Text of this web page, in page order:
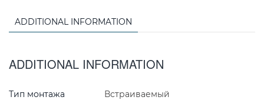
ADDITIONAL INFORMATION
ADDITIONAL INFORMATION
Тип монтажа
Встраиваемый